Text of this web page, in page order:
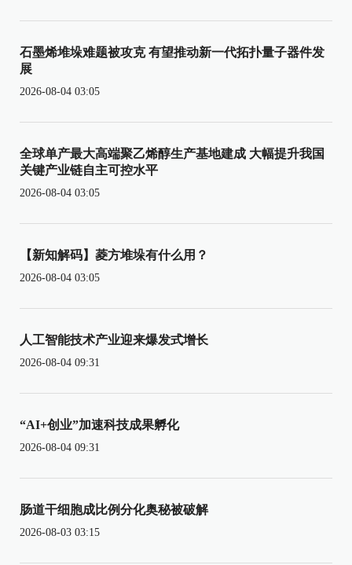
石墨烯堆垛难题被攻克 有望推动新一代拓扑量子器件发
展
2026-08-04 03:05
全球单产最大高端聚乙烯醇生产基地建成 大幅提升我国
关键产业链自主可控水平
2026-08-04 03:05
【新知解码】菱方堆垛有什么用？
2026-08-04 03:05
人工智能技术产业迎来爆发式增长
2026-08-04 09:31
“AI+创业”加速科技成果孵化
2026-08-04 09:31
肠道干细胞成比例分化奥秘被破解
2026-08-03 03:15